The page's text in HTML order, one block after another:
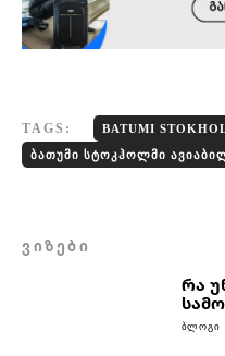
TAGS: BATUMI
ᲑᲐᲗᲣᲛᲘ ᲡᲢᲝᲙᲰᲝᲚᲛᲘ
ᲕᲘᲖᲔᲑᲘ
რა
ᲑᲚᲝᲒᲘ